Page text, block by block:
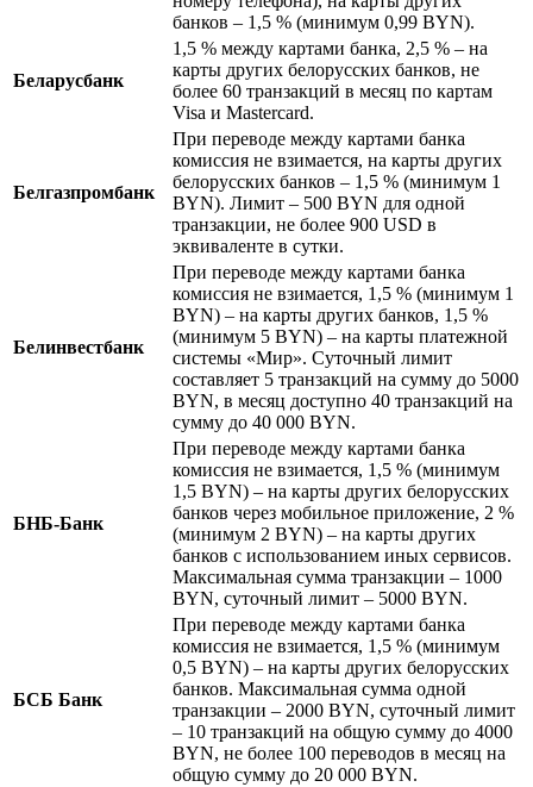
банков – 1,5 % (минимум 0,99 BYN).
Беларусбанк
1,5 % между картами банка, 2,5 % – на
карты других белорусских банков, не
более 60 транзакций в месяц по картам
Visa и Mastercard.
Белгазпромбанк
При переводе между картами банка
комиссия не взимается, на карты других
белорусских банков – 1,5 % (минимум 1
BYN). Лимит – 500 BYN для одной
транзакции, не более 900 USD в
эквиваленте в сутки.
Белинвестбанк
При переводе между картами банка
комиссия не взимается, 1,5 % (минимум 1
BYN) – на карты других банков, 1,5 %
(минимум 5 BYN) – на карты платежной
системы «Мир». Суточный лимит
составляет 5 транзакций на сумму до 5000
BYN, в месяц доступно 40 транзакций на
сумму до 40 000 BYN.
БНБ-Банк
При переводе между картами банка
комиссия не взимается, 1,5 % (минимум
1,5 BYN) – на карты других белорусских
банков через мобильное приложение, 2 %
(минимум 2 BYN) – на карты других
банков с использованием иных сервисов.
Максимальная сумма транзакции – 1000
BYN, суточный лимит – 5000 BYN.
БСБ Банк
При переводе между картами банка
комиссия не взимается, 1,5 % (минимум
0,5 BYN) – на карты других белорусских
банков. Максимальная сумма одной
транзакции – 2000 BYN, суточный лимит
– 10 транзакций на общую сумму до 4000
BYN, не более 100 переводов в месяц на
общую сумму до 20 000 BYN.